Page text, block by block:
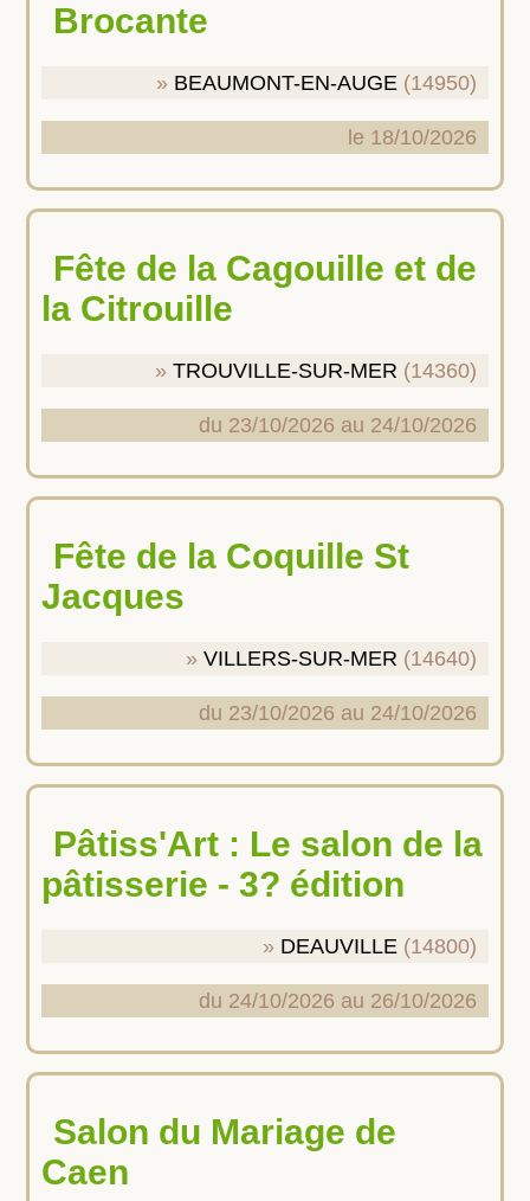
Brocante
BEAUMONT-EN-AUGE (14950)
le 18/10/2026
Fête de la Cagouille et de
la Citrouille
TROUVILLE-SUR-MER (14360)
du 23/10/2026 au 24/10/2026
Fête de la Coquille St
Jacques
VILLERS-SUR-MER (14640)
du 23/10/2026 au 24/10/2026
Pâtiss'Art : Le salon de la
pâtisserie - 3? édition
DEAUVILLE (14800)
du 24/10/2026 au 26/10/2026
Salon du Mariage de
Caen